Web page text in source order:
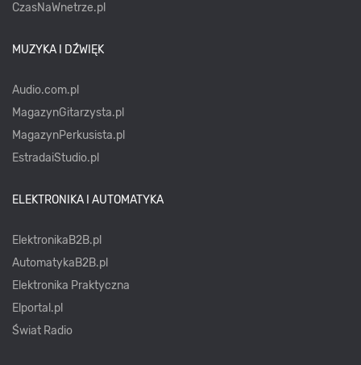
CzasNaWnetrze.pl
MUZYKA I DŹWIĘK
Audio.com.pl
MagazynGitarzysta.pl
MagazynPerkusista.pl
EstradaiStudio.pl
ELEKTRONIKA I AUTOMATYKA
ElektronikaB2B.pl
AutomatykaB2B.pl
Elektronika Praktyczna
Elportal.pl
Świat Radio